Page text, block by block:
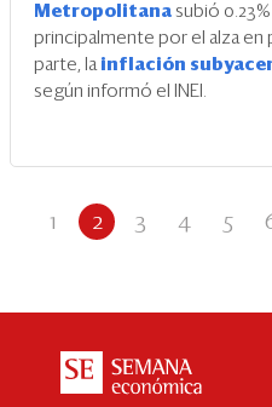
Metropolitana subió
principalmente por el alza en
parte, la inflación
según informó el INEI.
1 2 3 4 5